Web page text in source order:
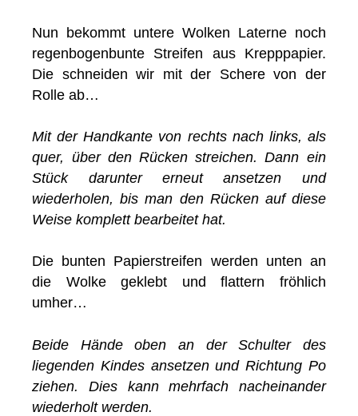
Nun bekommt untere Wolken Laterne noch
regenbogenbunte Streifen aus Krepppapier.
Die schneiden wir mit der Schere von der
Rolle ab…
Mit der Handkante von rechts nach links, als
quer, über den Rücken streichen. Dann ein
Stück darunter erneut ansetzen und
wiederholen, bis man den Rücken auf diese
Weise komplett bearbeitet hat.
Die bunten Papierstreifen werden unten an
die Wolke geklebt und flattern fröhlich
umher…
Beide Hände oben an der Schulter des
liegenden Kindes ansetzen und Richtung Po
ziehen. Dies kann mehrfach nacheinander
wiederholt werden.